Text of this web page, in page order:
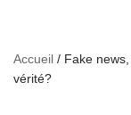
Accueil / Fake
vérité?